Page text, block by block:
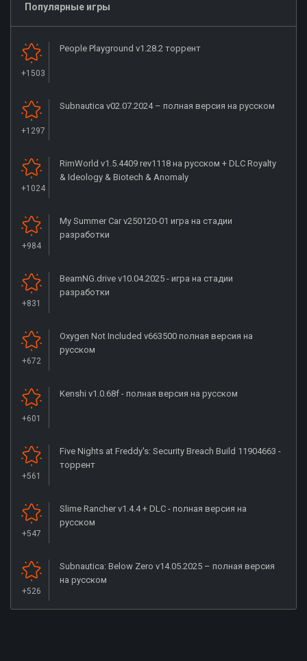
Популярные игры
+1503
People Playground v1.28.2 торрент
+1297
Subnautica v02.07.2024 – полная версия на русском
+1024
RimWorld v1.5.4409 rev1118 на русском + DLC Royalty
& Ideology & Biotech & Anomaly
+984
My Summer Car v250120-01 игра на стадии
разработки
+831
BeamNG.drive v10.04.2025 - игра на стадии
разработки
+672
Oxygen Not Included v663500 полная версия на
русском
+601
Kenshi v1.0.68f - полная версия на русском
+561
Five Nights at Freddy's: Security Breach Build 11904663 -
торрент
+547
Slime Rancher v1.4.4 + DLC - полная версия на
русском
+526
Subnautica: Below Zero v14.05.2025 – полная версия
на русском